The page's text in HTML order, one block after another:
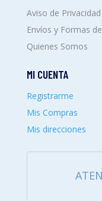
Aviso de Privacidad
Envíos y Formas
Quienes Somos
MI CUENTA
Registrarme
Mis Compras
Mis direcciones